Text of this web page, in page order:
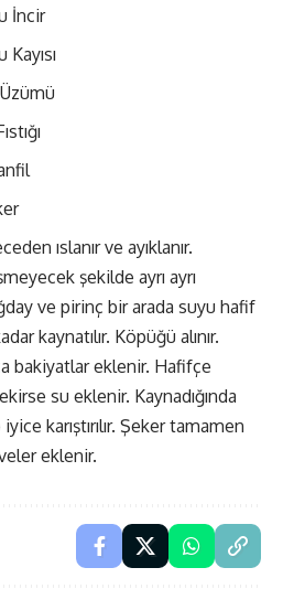
İncir
Kayısı
ıslanır ve ayıklanır.
şekilde ayrı ayrı
ve pirinç bir arada suyu hafif
kaynatılır. Köpüğü alınır.
bakiyatlar eklenir. Hafifçe
su eklenir. Kaynadığında
karıştırılır. Şeker tamamen
eklenir.